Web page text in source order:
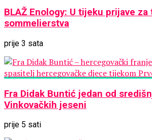
se
mijenja
13.
BLAŽ Enology: U tijeku prijave za
sommelierstva
prije 3 sata
Fra Didak Buntić jedan od
Vinkovačkih jeseni
prije 5 sati